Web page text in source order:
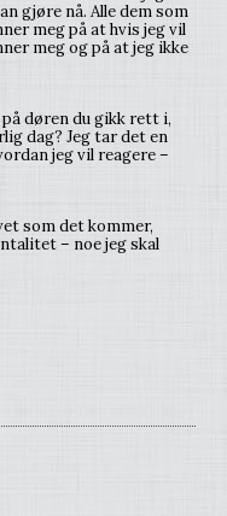
gjøre nå. Alle dem som
meg på at hvis jeg vil
meg og på at jeg ikke
døren du gikk rett i,
dag? Jeg tar det en
jeg vil reagere –
som det kommer,
– noe jeg skal